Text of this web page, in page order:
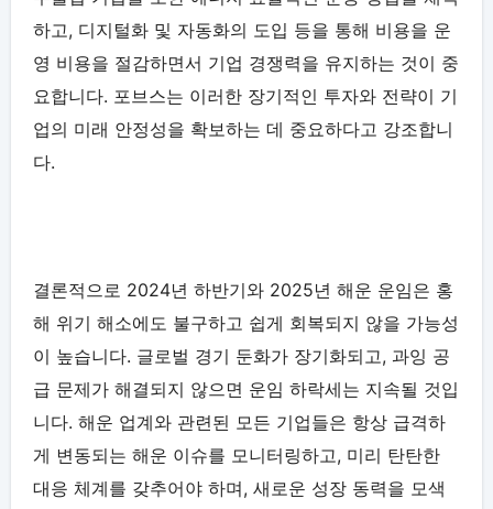
하고, 디지털화 및 자동화의 도입 등을 통해 비용을 운
영 비용을 절감하면서 기업 경쟁력을 유지하는 것이 중
요합니다. 포브스는 이러한 장기적인 투자와 전략이 기
업의 미래 안정성을 확보하는 데 중요하다고 강조합니
다.
결론적으로 2024년 하반기와 2025년 해운 운임은 홍
해 위기 해소에도 불구하고 쉽게 회복되지 않을 가능성
이 높습니다. 글로벌 경기 둔화가 장기화되고, 과잉 공
급 문제가 해결되지 않으면 운임 하락세는 지속될 것입
니다. 해운 업계와 관련된 모든 기업들은 항상 급격하
게 변동되는 해운 이슈를 모니터링하고, 미리 탄탄한
대응 체계를 갖추어야 하며, 새로운 성장 동력을 모색